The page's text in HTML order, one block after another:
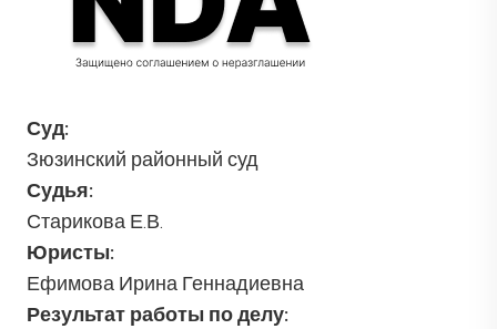
Суд:
Зюзинский районный суд
Судья:
Старикова Е.В.
Юристы:
Ефимова Ирина Геннадиевна
Результат работы по делу: